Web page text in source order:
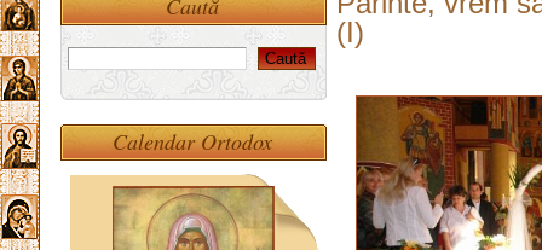
(I)
Caută
Calendar Ortodox